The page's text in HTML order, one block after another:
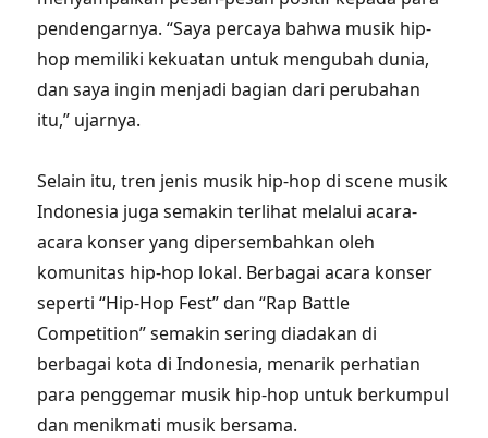
pendengarnya. “Saya percaya bahwa musik hip-
hop memiliki kekuatan untuk mengubah dunia,
dan saya ingin menjadi bagian dari perubahan
itu,” ujarnya.
Selain itu, tren jenis musik hip-hop di scene musik
Indonesia juga semakin terlihat melalui acara-
acara konser yang dipersembahkan oleh
komunitas hip-hop lokal. Berbagai acara konser
seperti “Hip-Hop Fest” dan “Rap Battle
Competition” semakin sering diadakan di
berbagai kota di Indonesia, menarik perhatian
para penggemar musik hip-hop untuk berkumpul
dan menikmati musik bersama.